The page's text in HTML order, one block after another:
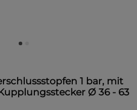
1 bar, mit
Ø 36 - 63